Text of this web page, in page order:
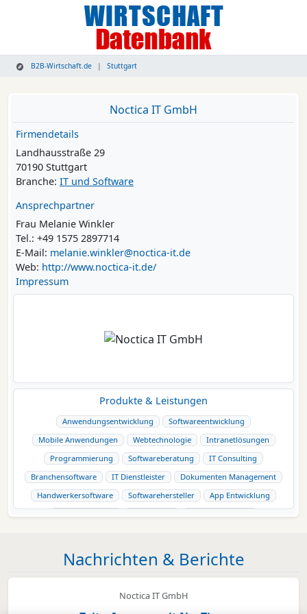
B2B-Wirtschaft.de Stuttgart
Noctica IT GmbH
Firmendetails
Landhausstraße 29
70190 Stuttgart
Branche: IT und Software
Ansprechpartner
Frau Melanie Winkler
Tel.: +49 1575 2897714
E-Mail: melanie.winkler@noctica-it.de
Web: http://www.noctica-it.de/
Impressum
Produkte & Leistungen
Anwendungsentwicklung
Softwareentwicklung
Mobile Anwendungen
Webtechnologie
Intranetlösungen
Programmierung
Softwareberatung
IT Consulting
Branchensoftware
IT Dienstleister
Dokumenten Management
Handwerkersoftware
Softwarehersteller
App Entwicklung
Nachrichten & Berichte
Noctica IT GmbH